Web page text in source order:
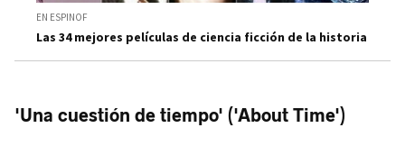
EN ESPINOF
Las 34 mejores películas de ciencia ficción de la historia
'Una cuestión de tiempo' ('About Time')